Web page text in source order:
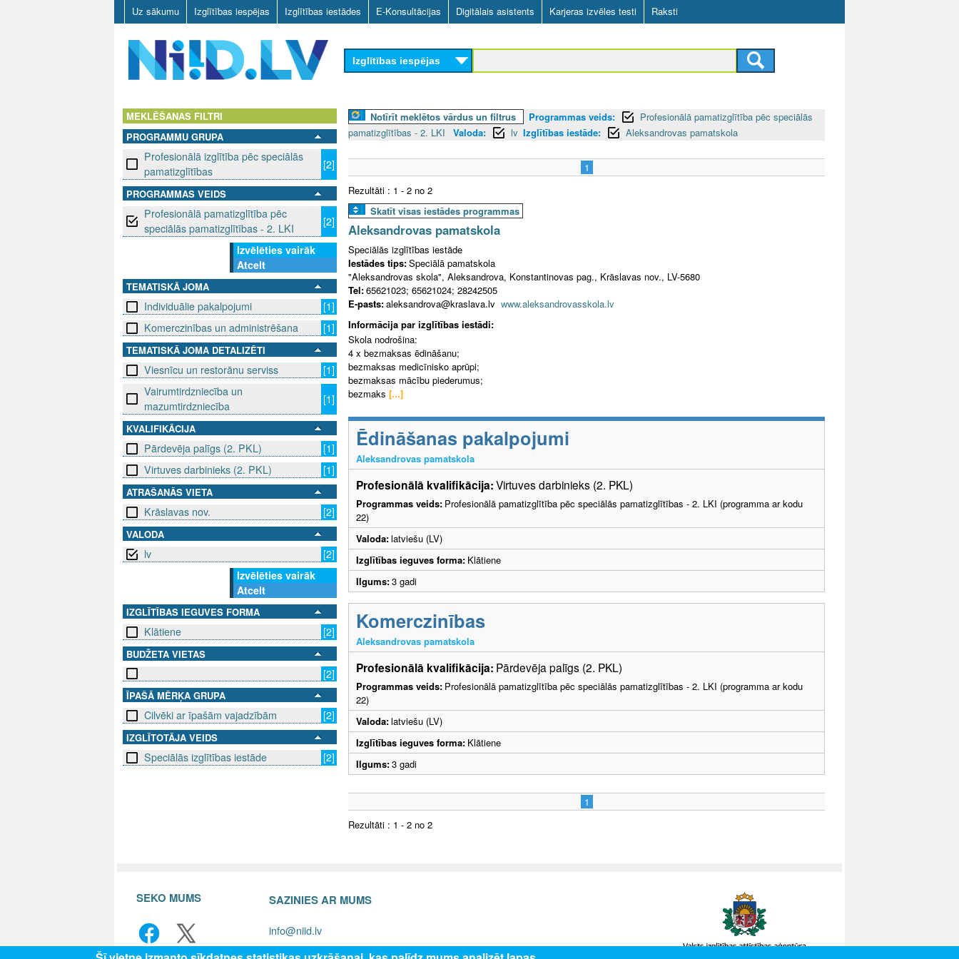
Skip
to
main
content
Uz sākumu Izglītības iespējas Izglītības iestādes E-Konsultācijas Digitālais asistents Karjeras izvēles testi Raksti
D
L
Izglītības iespējas
MEKLĒŠANAS FILTRI
PROGRAMMU GRUPA
Profesionālā izglītība pēc speciālās
pamatizglītības
[2]
PROGRAMMAS VEIDS
Profesionālā pamatizglītība pēc
speciālās pamatizglītības - 2. LKI
[2]
Izvēlēties vairāk
Atcelt
TEMATISKĀ JOMA
Individuālie pakalpojumi
[1]
Komerczinības un administrēšana
[1]
TEMATISKĀ JOMA DETALIZĒTI
Viesnīcu un restorānu serviss
[1]
Vairumtirdzniecība un
mazumtirdzniecība
[1]
KVALIFIKĀCIJA
Pārdevēja palīgs (2. PKL)
[1]
Virtuves darbinieks (2. PKL)
[1]
ATRAŠANĀS VIETA
Krāslavas nov. [2]
VALODA
lv
[2]
Izvēlēties vairāk
Atcelt
IZGLĪTĪBAS IEGUVES FORMA
Klātiene [2]
BUDŽETA VIETAS
[2]
ĪPAŠĀ MĒRĶA GRUPA
Cilvēki ar īpašām vajadzībām [2]
IZGLĪTOTĀJA VEIDS
Speciālās izglītības iestāde [2]
Notīrīt meklētos vārdus un filtrus Programmas veids:
Profesionālā pamatizglītība pēc speciālās
pamatizglītības - 2. LKI
Valoda: lv Izglītības iestāde: Aleksandrovas pamatskola
1
Rezultāti : 1 - 2 no 2
Skatīt visas iestādes programmas
Aleksandrovas pamatskola
Speciālās izglītības iestāde
Iestādes tips:Speciālā pamatskola
"Aleksandrovas skola", Aleksandrova, Konstantinovas pag., Krāslavas nov., LV-5680
Tel:65621023; 65621024; 28242505
E-pasts:aleksandrova@kraslava.lv www.aleksandrovasskola.lv
Informācija par izglītības iestādi:
Skola nodrošina:
4 x bezmaksas ēdināšanu;
bezmaksas medicīnisko aprūpi;
bezmaksas mācību piederumus;
bezmaks [...]
Ēdināšanas pakalpojumi
Aleksandrovas pamatskola
Profesionālā kvalifikācija:Virtuves darbinieks (2. PKL)
Programmas veids: Profesionālā pamatizglītība pēc speciālās pamatizglītības - 2. LKI (programma ar kodu
22)
Valoda:latviešu (LV)
Izglītības ieguves forma: Klātiene
Ilgums:3 gadi
Komerczinības
Aleksandrovas pamatskola
Profesionālā kvalifikācija: Pārdevēja palīgs (2. PKL)
Programmas veids: Profesionālā pamatizglītība pēc speciālās pamatizglītības - 2. LKI (programma ar kodu
22)
Valoda:latviešu (LV)
Izglītības ieguves forma: Klātiene
Ilgums:3 gadi
1
Rezultāti : 1 - 2 no 2
SEKO MUMS SAZINIES AR MUMS
info@niid.lv